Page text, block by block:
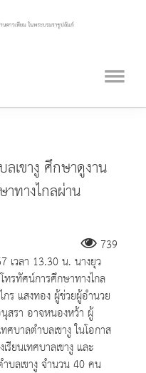
เขางู ศึกษาดูงาน
ทางไกลผ่าน
739
วลา 13.30 น. นางยุว
รทัศน์การศึกษาทางไกล
ร แสงทอง ผู้ช่วยผู้อำนวย
สรา อาจหนองหว้า ผู้
บาลตำบลเขางู ในโอกาส
ยนเทศบาลเขางู และ
บลเขางู จำนวน 40 คน